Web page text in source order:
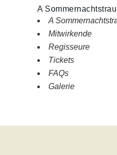
A
A
Mitwirkende
Regisseure
Tickets
FAQs
Galerie